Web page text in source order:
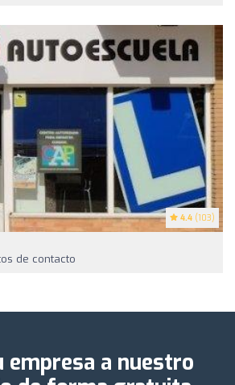
4.4 (103)
de contacto
empresa a nuestro